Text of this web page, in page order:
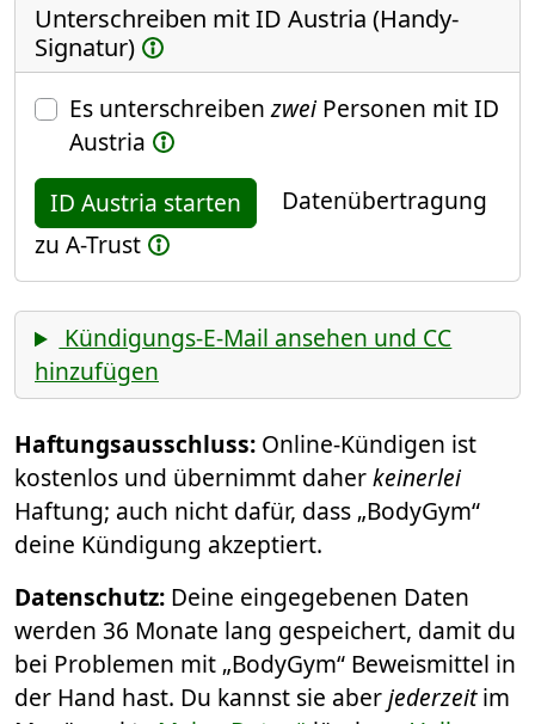
Unterschreiben mit ID Austria (Handy-
Signatur)
Es unterschreibenzweiPersonen mit ID
Austria
ID Austria starten
Datenübertragung
zu A-Trust
Kündigungs-E-Mail ansehen und CC
hinzufügen
Haftungsausschluss: Online-Kündigen ist
kostenlos und übernimmt daherkeinerlei
Haftung; auch nicht dafür, dass „BodyGym“
deine Kündigung akzeptiert.
Datenschutz: Deine eingegebenen Daten
werden 36 Monate lang gespeichert, damit du
bei Problemen mit „BodyGym“ Beweismittel in
der Hand hast. Du kannst sie aberjederzeitim